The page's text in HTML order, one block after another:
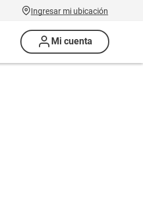
Ingresar mi ubicación
Mi cuenta